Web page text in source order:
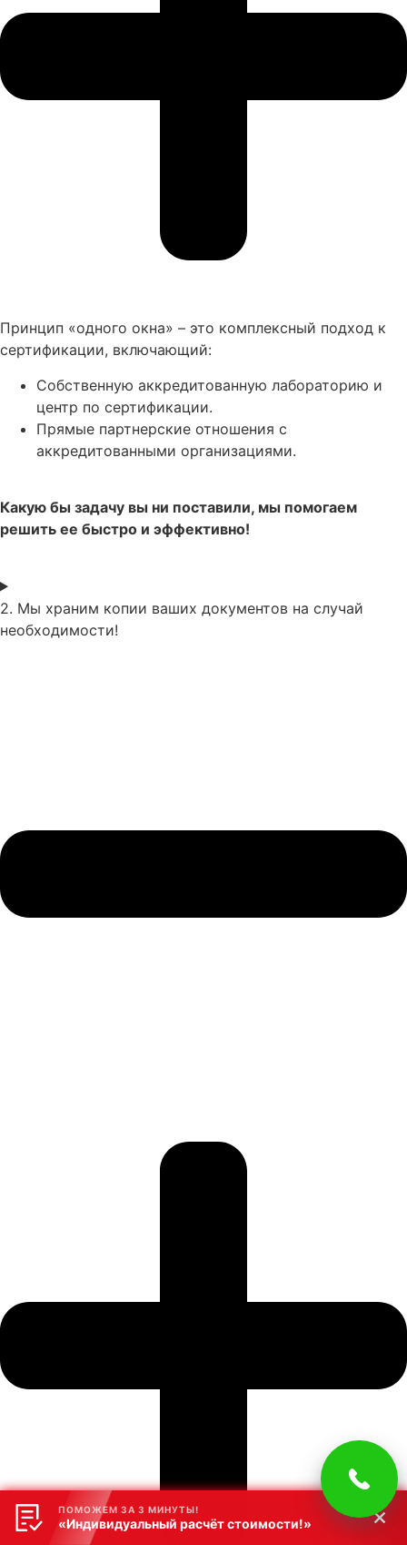
Принцип «одного окна» – это комплексный подход к
сертификации, включающий:
Собственную аккредитованную лабораторию и
центр по сертификации.
Прямые партнерские отношения с
аккредитованными организациями.
Какую бы задачу вы ни поставили, мы помогаем
решить ее быстро и эффективно!
2. Мы храним копии ваших документов на случай
необходимости!
ПОМОЖЕМ ЗА 3 МИНУТЫ!
«Индивидуальный расчёт стоимости!»